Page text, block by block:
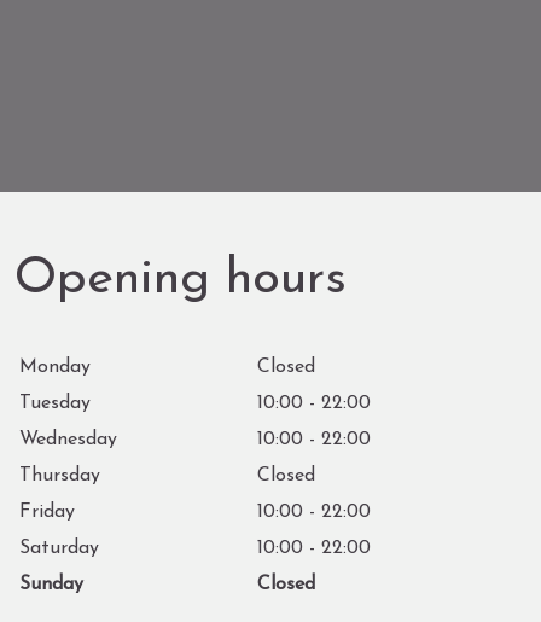
Opening hours
Monday
Closed
Tuesday
10:00 - 22:00
Wednesday
10:00 - 22:00
Thursday
Closed
Friday
10:00 - 22:00
Saturday
10:00 - 22:00
Sunday
Closed